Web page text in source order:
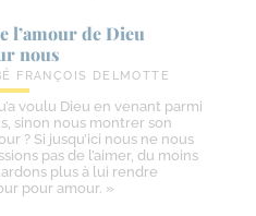
l’amour de Dieu
nous
FRANÇOIS DELMOTTE
voulu Dieu en venant parmi
sinon nous montrer son
? Si jusqu’ici nous ne nous
pas de l’aimer, du moins
plus à lui rendre
pour amour. »